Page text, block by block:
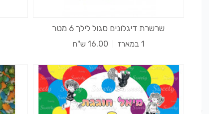
שרשרת דיגלונים סגול לילך 6 מטר
1 במארז 16.00 ש"ח